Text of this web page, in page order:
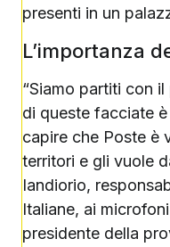
presenti in un
L’importanza
“Siamo partiti con
di queste facciate
capire che Poste è
territori e gli vuole
Iandiorio,
Italiane, ai
presidente della